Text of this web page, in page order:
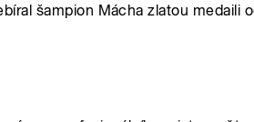
šampion Mácha zlatou medaili